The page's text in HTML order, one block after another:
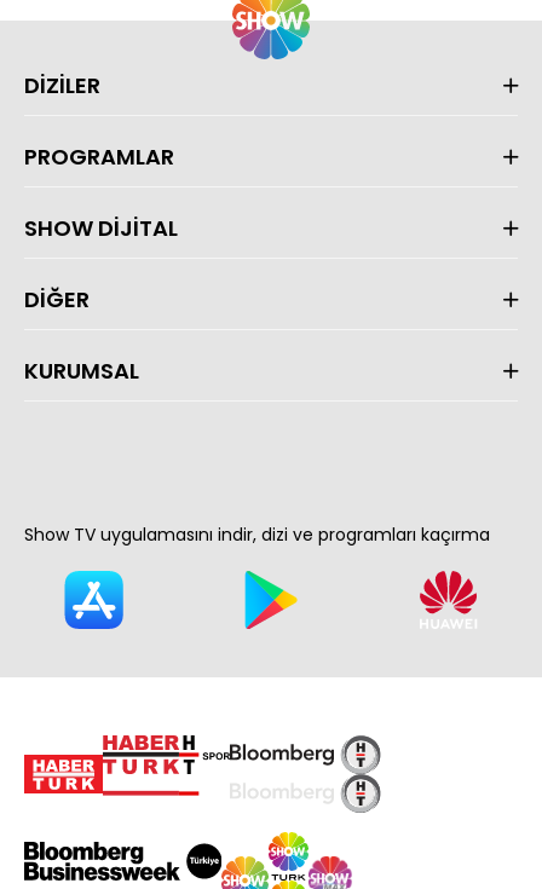
DİZİLER
PROGRAMLAR
SHOW DİJİTAL
DİĞER
KURUMSAL
Show TV uygulamasını indir, dizi ve programları kaçırma